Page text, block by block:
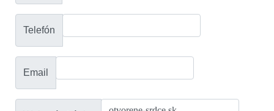
Telefón
Email